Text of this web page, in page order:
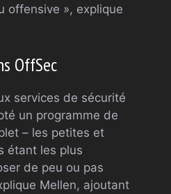
offensive », explique
OffSec
services de sécurité
un programme de
– les petites et
étant les plus
de peu ou pas
Mellen, ajoutant